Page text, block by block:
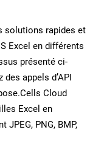
solutions rapides et
Excel en différents
présenté ci-
appels d’API
Cloud
Excel en
JPEG, PNG, BMP,